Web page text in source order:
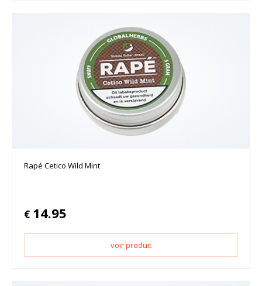
Rapé Cetico Wild Mint
€ 14.95
voir produit